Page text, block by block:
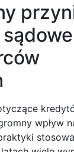
wpływ